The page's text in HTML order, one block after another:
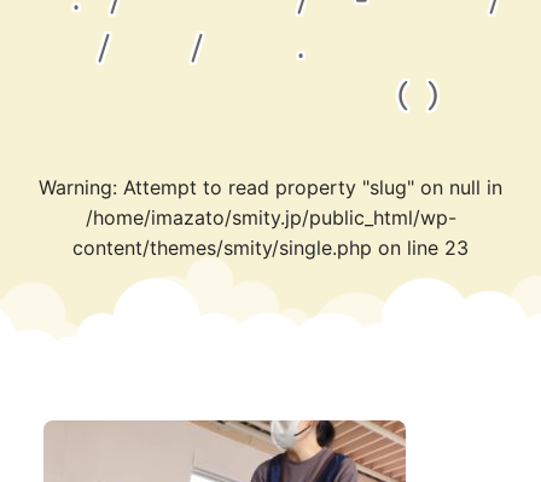
/
/
.
(
)
Warning: Attempt to read property "slug" on null in
/home/imazato/smity.jp/public_html/wp-
content/themes/smity/single.php on line 23